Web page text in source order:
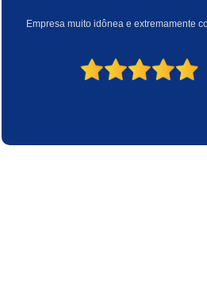
Nobreak
Nobreak